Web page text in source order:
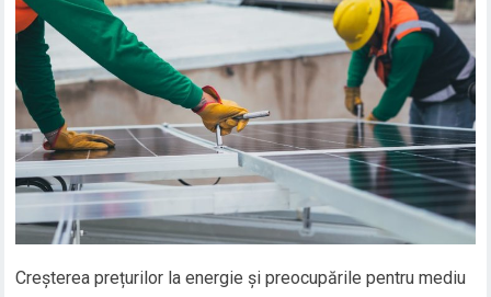
Creșterea prețurilor la energie și preocupările pentru mediu